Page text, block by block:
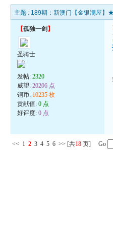
主题 : 189期：新澳门【金银满屋
【孤独一剑 】
圣骑士
发帖:2320
威望:20206 点
铜币: 10235 枚
贡献值:0 点
好评度:0 点
<< 1 2 3 4 5 6 >> [共18 页] Go